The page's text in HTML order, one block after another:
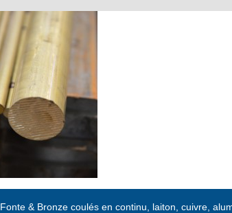
Fonte & Bronze coulés en continu, laiton, cuivre,